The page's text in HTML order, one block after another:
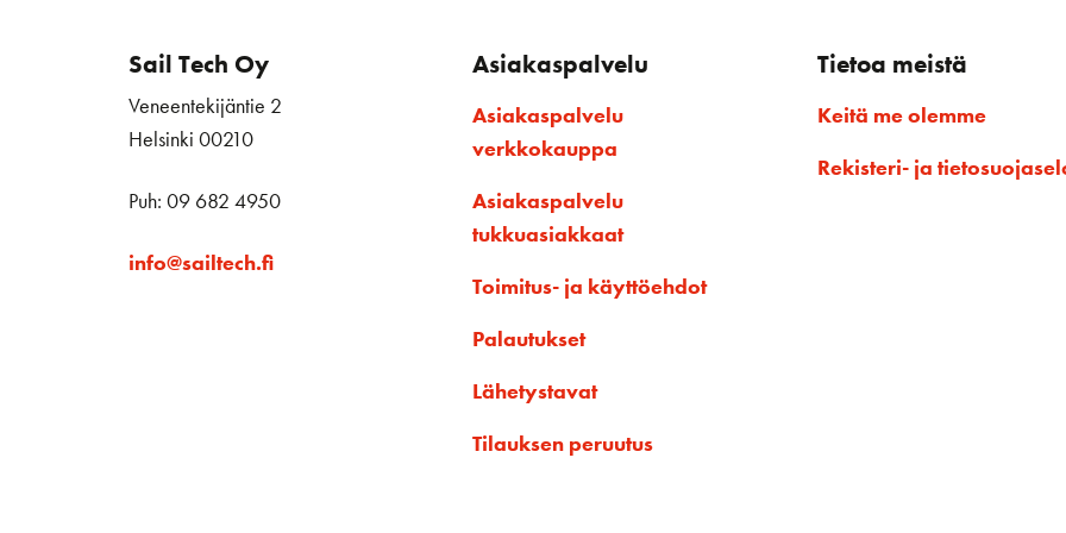
Sail Tech Oy
Veneentekijäntie 2
Helsinki 00210
Puh: 09 682 4950
info@sailtech.fi
Asiakaspalvelu
Asiakaspalvelu
verkkokauppa
Asiakaspalvelu
tukkuasiakkaat
Toimitus- ja käyttöehdot
Palautukset
Lähetystavat
Tilauksen peruutus
Tietoa meistä
Keitä me olemme
Rekisteri- ja